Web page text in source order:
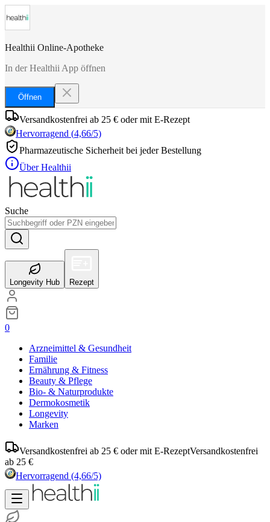
Healthii Online-Apotheke
In der Healthii App öffnen
Öffnen
Versandkostenfrei ab 25 € oder mit E-Rezept
Hervorragend (4,66/5)
Pharmazeutische Sicherheit bei jeder Bestellung
Über Healthii
Suche
Longevity Hub Rezept
0
Arzneimittel & Gesundheit
Familie
Ernährung & Fitness
Beauty & Pflege
Bio- & Naturprodukte
Dermokosmetik
Longevity
Marken
Versandkostenfrei ab 25 € oder mit E-RezeptVersandkostenfrei
ab 25 €
Hervorragend (4,66/5)